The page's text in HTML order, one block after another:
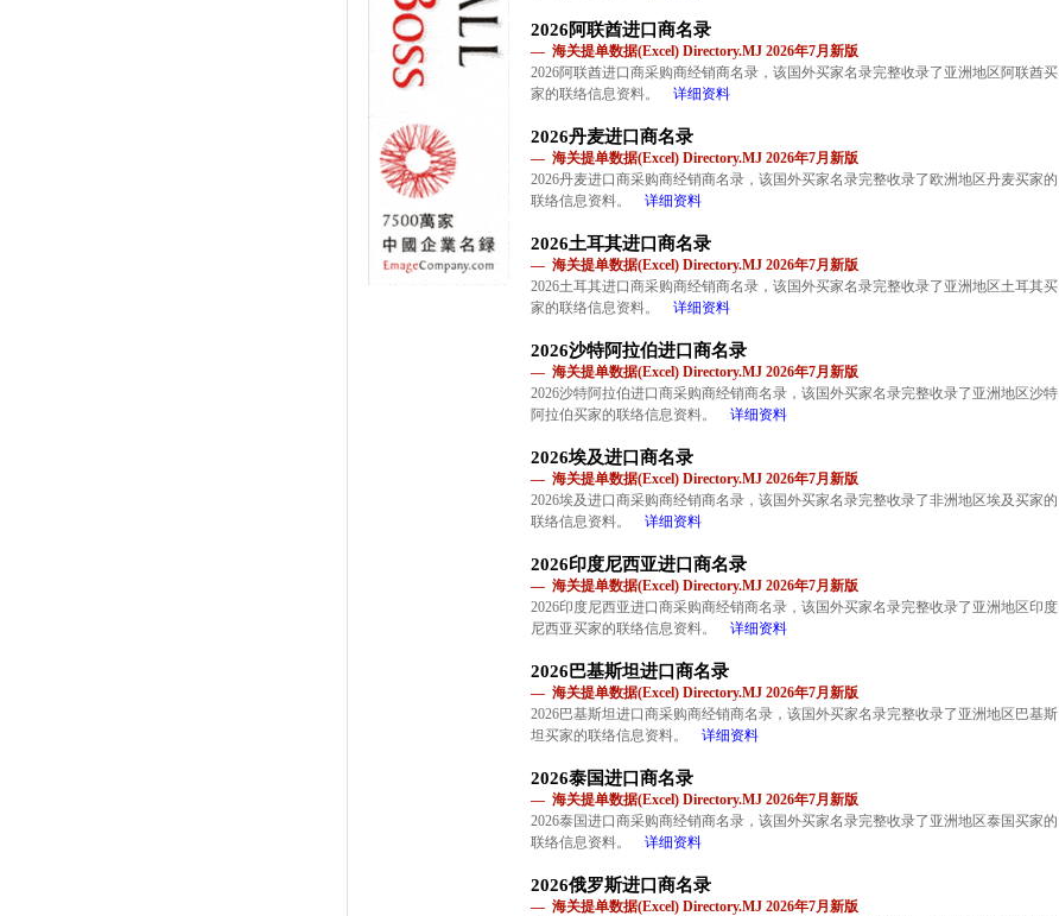
2026阿联酋进口商名录
— 海关提单数据(Excel) Directory.MJ 2026年7月新版
2026阿联酋进口商采购商经销商名录，该国外买家名录完整收录了亚洲地区阿联酋买
家的联络信息资料。
详细资料
2026丹麦进口商名录
— 海关提单数据(Excel) Directory.MJ 2026年7月新版
2026丹麦进口商采购商经销商名录，该国外买家名录完整收录了欧洲地区丹麦买家的
联络信息资料。
详细资料
2026土耳其进口商名录
— 海关提单数据(Excel) Directory.MJ 2026年7月新版
2026土耳其进口商采购商经销商名录，该国外买家名录完整收录了亚洲地区土耳其买
家的联络信息资料。
详细资料
2026沙特阿拉伯进口商名录
— 海关提单数据(Excel) Directory.MJ 2026年7月新版
2026沙特阿拉伯进口商采购商经销商名录，该国外买家名录完整收录了亚洲地区沙特
阿拉伯买家的联络信息资料。
详细资料
2026埃及进口商名录
— 海关提单数据(Excel) Directory.MJ 2026年7月新版
2026埃及进口商采购商经销商名录，该国外买家名录完整收录了非洲地区埃及买家的
联络信息资料。
详细资料
2026印度尼西亚进口商名录
— 海关提单数据(Excel) Directory.MJ 2026年7月新版
2026印度尼西亚进口商采购商经销商名录，该国外买家名录完整收录了亚洲地区印度
尼西亚买家的联络信息资料。
详细资料
2026巴基斯坦进口商名录
— 海关提单数据(Excel) Directory.MJ 2026年7月新版
2026巴基斯坦进口商采购商经销商名录，该国外买家名录完整收录了亚洲地区巴基斯
坦买家的联络信息资料。
详细资料
2026泰国进口商名录
— 海关提单数据(Excel) Directory.MJ 2026年7月新版
2026泰国进口商采购商经销商名录，该国外买家名录完整收录了亚洲地区泰国买家的
联络信息资料。
详细资料
2026俄罗斯进口商名录
— 海关提单数据(Excel) Directory.MJ 2026年7月新版